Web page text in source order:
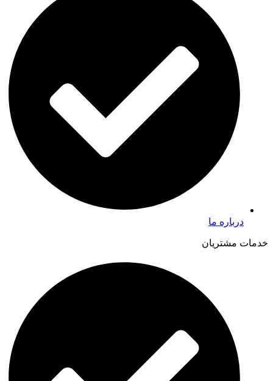
درباره ما
خدمات مشتریان